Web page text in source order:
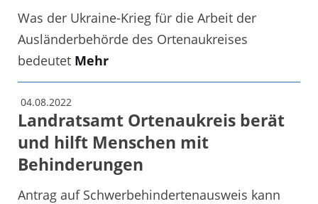
Was der Ukraine-Krieg für die Arbeit der
Ausländerbehörde des Ortenaukreises
bedeutet Mehr
04.08.2022
Landratsamt Ortenaukreis berät
und hilft Menschen mit
Behinderungen
Antrag auf Schwerbehindertenausweis kann